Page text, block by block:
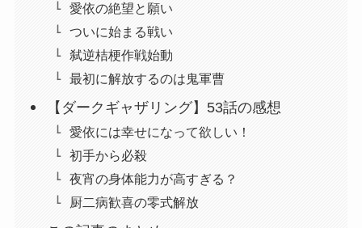
愛依の絶望と願い
ついに始まる戦い
弑逆桔梗作戦始動
最初に解放するのは鬼軍曹
【ダークギャザリング】53話の感想
愛依には幸せになって欲しい！
初手から必殺
夜宵の身体能力が高すぎる？
厨二病歓喜の零式解放